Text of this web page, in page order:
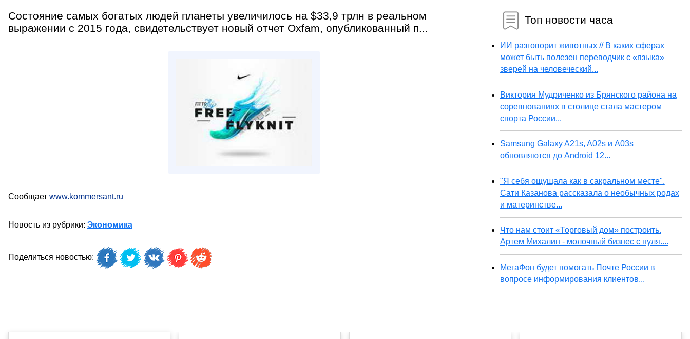
Состояние самых богатых людей планеты увеличилось на $33,9 трлн в реальном
выражении с 2015 года, свидетельствует новый отчет Oxfam, опубликованный п...
Сообщает www.kommersant.ru
Новость из рубрики: Экономика
Поделиться новостью:
Топ новости часа
ИИ разговорит животных // В каких сферах
может быть полезен переводчик с «языка»
зверей на человеческий...
Виктория Мудриченко из Брянского района на
соревнованиях в столице стала мастером
спорта России...
Samsung Galaxy A21s, A02s и A03s
обновляются до Android 12...
"Я себя ощущала как в сакральном месте".
Сати Казанова рассказала о необычных родах
и материнстве...
Что нам стоит «Торговый дом» построить.
Артем Михалин - молочный бизнес с нуля....
МегаФон будет помогать Почте России в
вопросе информирования клиентов...